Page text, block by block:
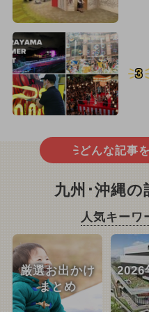
3
どんな記事
九州･沖縄の
人気キーワ
厳選お出かけ
まとめ
2026